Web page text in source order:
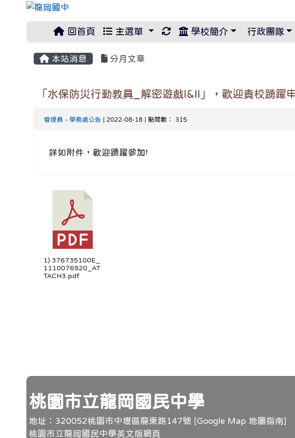
回首頁 主選單 重新取得佈景設定
學校簡介 行政團隊
本站消息 分月文章
「水保防災行動教具_解密遊戲I&II」，歡迎貴校踴躍
管理員 - 學務處公告 | 2022-08-18 | 點閱數： 315
詳如附件，歡迎踴躍參加!
1) 376735100E_
1110076920_AT
TACH3.pdf
頁尾
桃園市立龍岡國民中學
地址：320052桃園市中壢區龍東路147號 [Google Map 地圖指南]
桃園市立龍岡國民中學英文版網頁